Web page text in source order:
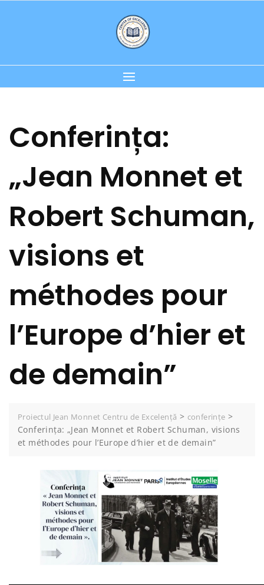
Conferința:
„Jean Monnet et
Robert Schuman,
visions et
méthodes pour
l’Europe d’hier et
de demain”
Proiectul Jean Monnet Centru de Excelență > conferințe >
Conferința: „Jean Monnet et Robert Schuman, visions
et méthodes pour l’Europe d’hier et de demain”